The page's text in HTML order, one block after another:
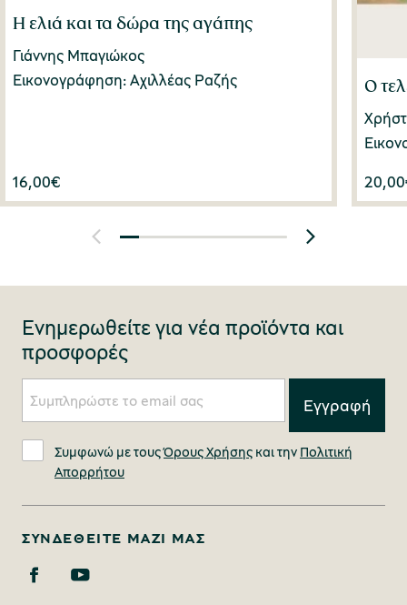
Η ελιά και τα δώρα της αγάπης
Γιάννης Μπαγιώκος
Εικονογράφηση: Αχιλλέας Ραζής
16,00€
Ο
20,00
Ενημερωθείτε για νέα προϊόντα και
προσφορές
Συμφωνώ με τουςΌρους Χρήσης και την Πολιτική
Απορρήτου
ΣΥΝΔΕΘΕΊΤΕ ΜΑΖΊ ΜΑΣ